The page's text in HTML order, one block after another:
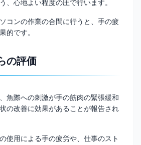
、心地よい程度の圧で行います。
コンの作業の合間に行うと、手の疲
的です。
の評価
魚際への刺激が手の筋肉の緊張緩和
の改善に効果があることが報告され
使用による手の疲労や、仕事のスト